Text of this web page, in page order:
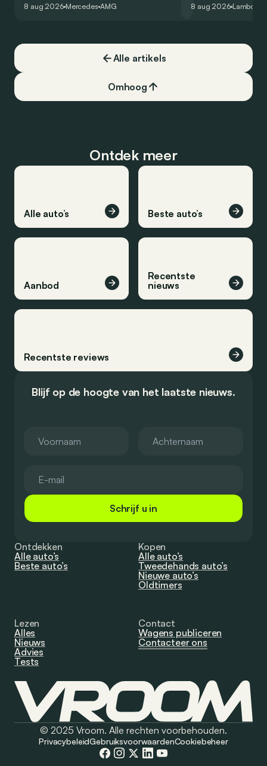
8 aug 2026 Mercedes AMG
een record voor
8 aug 2026
Alle artikels
Omhoog
Ontdek meer
Alle auto’s Beste auto’s
Aanbod
Recentste
nieuws
Recentste reviews
Blijf op de hoogte van het laatste nieuws.
Schrijf u in
Ontdekken
Alle auto’s
Beste auto’s
Kopen
Alle auto’s
Tweedehands auto’s
Nieuwe auto’s
Oldtimers
Lezen
Alles
Nieuws
Advies
Tests
Contact
Wagens publiceren
Contacteer ons
© 2025 Vroom. Alle rechten voorbehouden.
PrivacybeleidGebruiksvoorwaardenCookiebeheer